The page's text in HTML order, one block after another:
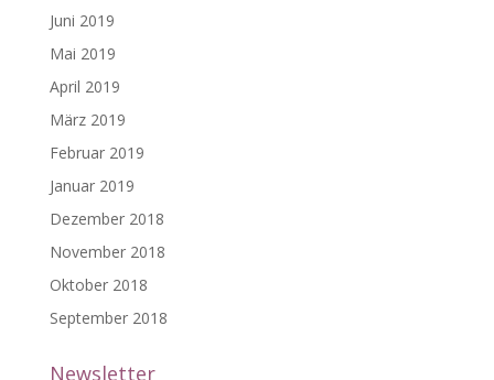
Juni 2019
Mai 2019
April 2019
März 2019
Februar 2019
Januar 2019
Dezember 2018
November 2018
Oktober 2018
September 2018
Newsletter